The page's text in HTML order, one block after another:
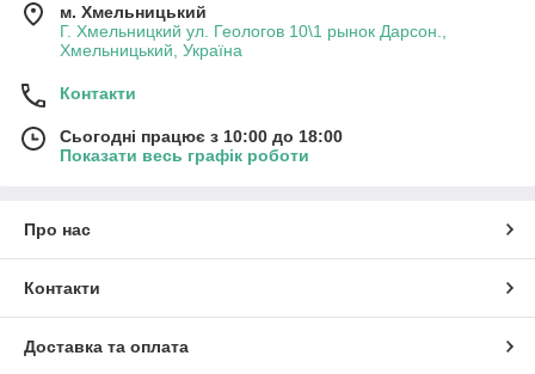
м. Хмельницький
Г. Хмельницкий ул. Геологов 10\1 рынок Дарсон.,
Хмельницький, Україна
Контакти
Сьогодні працює з 10:00 до 18:00
Показати весь графік роботи
Про нас
Контакти
Доставка та оплата